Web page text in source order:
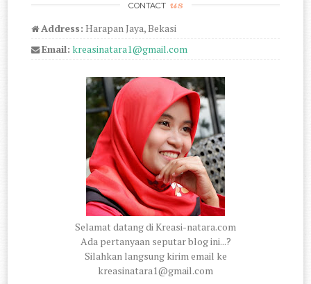
CONTACT
Address: Harapan Jaya, Bekasi
Email: kreasinatara1@gmail.com
Selamat datang di Kreasi-natara.com
Ada pertanyaan seputar blog ini...?
Silahkan langsung kirim email ke
kreasinatara1@gmail.com